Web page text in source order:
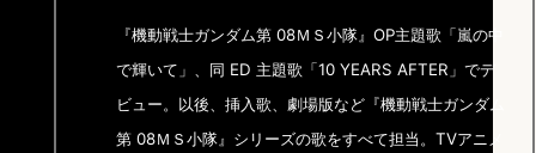
『機動戦士ガンダム第 08ＭＳ小隊』OP主題歌「嵐の中
で輝いて」、同 ED 主題歌「10 YEARS AFTER」でデ
ビュー。以後、挿入歌、劇場版など『機動戦士ガンダム
第 08ＭＳ小隊』シリーズの歌をすべて担当。TVアニメ